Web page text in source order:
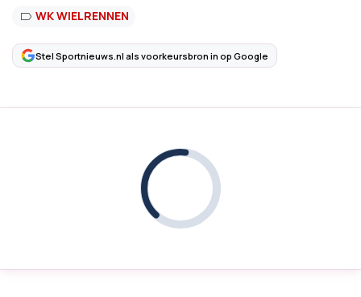
WK WIELRENNEN
Stel Sportnieuws.nl als voorkeursbron in op Google